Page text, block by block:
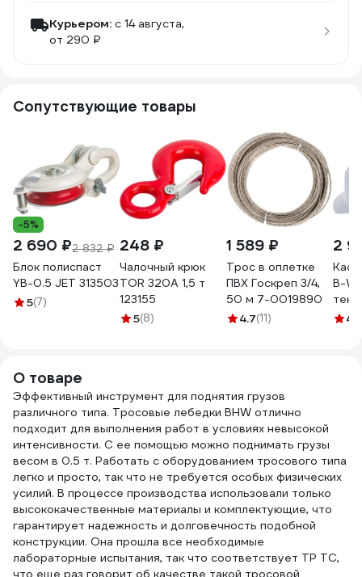
Курьером: c 14 августа,
от 290 ₽
Сопутствующие товары
-5%
2 690 ₽2 832 ₽
Блок полиспаст
YB-0.5 JET 313503
5(7)
248 ₽
Чалочный крюк
TOR 320А 1,5 т
123155
5(8)
1 589 ₽
Трос в оплетке
ПВХ Госкреп 3/4,
50 м 7-0019890
4.7(11)
2
B-
4.8
О товаре
Эффективный инструмент для поднятия грузов
различного типа. Тросовые лебедки BHW отлично
подходит для выполнения работ в условиях невысокой
интенсивности. С ее помощью можно поднимать грузы
весом в 0.5 т. Работать с оборудованием тросового типа
легко и просто, так что не требуется особых физических
усилий. В процессе производства использовали только
высококачественные материалы и комплектующие, что
гарантирует надежность и долговечность подобной
конструкции. Она прошла все необходимые
лабораторные испытания, так что соответствует ТР ТС,
что еще раз говорит об качестве такой тросовой